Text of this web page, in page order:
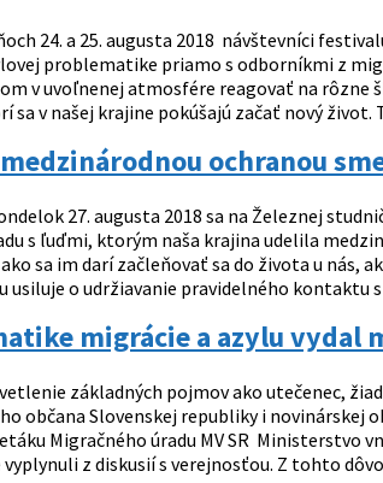
24. a 25. augusta 2018 návštevníci
problematike priamo s odborníkmi z
v uvoľnenej atmosfére reagovať na rôzne
sa v našej krajine pokúšajú začať nový život.
ochranou
27. augusta 2018 sa na Železnej
s ľuďmi, ktorým naša krajina udelila
sa im darí začleňovať sa do života u nás,
o udržiavanie pravidelného kontaktu
migrácie a azylu
základných pojmov ako utečenec,
občana Slovenskej republiky i
Migračného úradu MV SR Ministerstvo
z diskusií s verejnosťou. Z tohto